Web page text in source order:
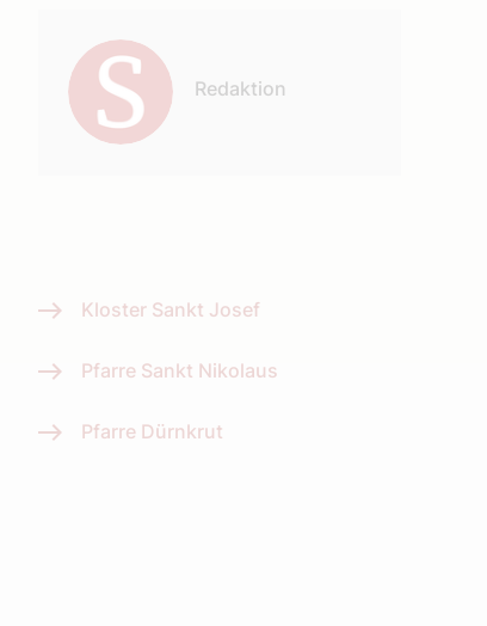
Redaktion
Kloster Sankt Josef
Pfarre Sankt Nikolaus
Pfarre Dürnkrut